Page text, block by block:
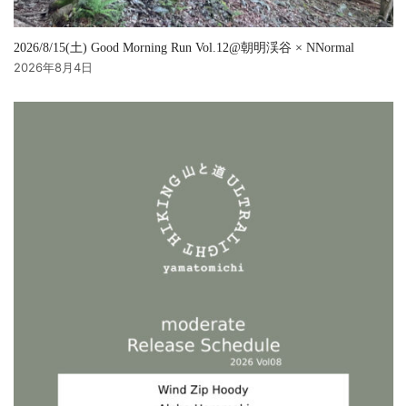
2026/8/15(土) Good Morning Run Vol.12@朝明渓谷 × NNormal
2026年8月4日